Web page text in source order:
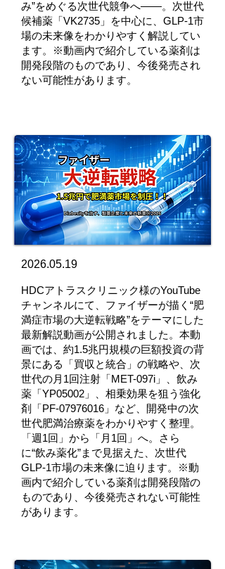
み”をめぐる次世代競争へ――。次世代
候補薬「VK2735」を中心に、GLP-1市
場の未来像をわかりやすく解説してい
ます。※動画内で紹介している薬剤は
開発段階のものであり、今後発売され
ない可能性があります。
2026.05.19
HDCアトラスクリニック様のYouTube
チャンネルにて、ファイザーが描く“肥
満症市場の大逆転戦略”をテーマにした
最新解説動画が公開されました。本動
画では、約1.5兆円規模の巨額投資の背
景にある「買収と統合」の戦略や、次
世代の月1回注射「MET-097i」、飲み
薬「YP05002」、相乗効果を狙う強化
剤「PF-07976016」など、開発中の次
世代肥満治療薬をわかりやすく整理。
「週1回」から「月1回」へ。さら
に“飲み薬化”まで見据えた、次世代
GLP-1市場の未来像に迫ります。※動
画内で紹介している薬剤は開発段階の
ものであり、今後発売されない可能性
があります。